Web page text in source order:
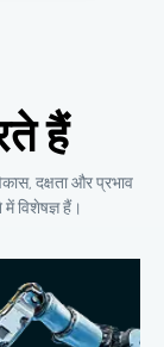
हैं
दक्षता और प्रभाव
विशेषज्ञ हैं।